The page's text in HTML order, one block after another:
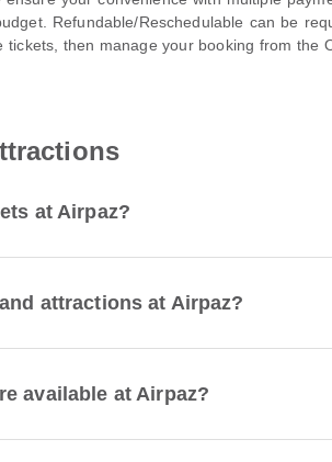
Refundable/Reschedulable can be
then manage your booking from the
at Airpaz?
attractions at Airpaz?
available at Airpaz?